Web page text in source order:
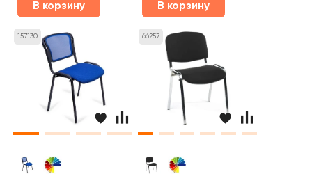
В корзину В корзину
157130 66257